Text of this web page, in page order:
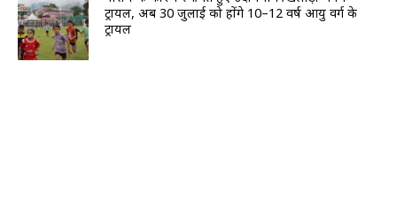
ट्रायल, अब 30 जुलाई को होंगे 10–12 वर्ष आयु वर्ग के
ट्रायल